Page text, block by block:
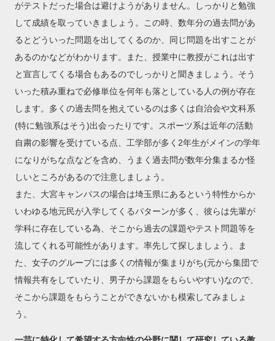
がテストだった場合は避けようがありません。しっかりと勉強
して成績を取っていきましょう。この時、数年分の過去問があ
るとどういった問題を出してくるのか、同じ問題を出すことが
あるのかなどがわかります。また、授業中に教授がこれは出す
と宣言してくる場合もあるのでしっかりと聞きましょう。そう
いった積み重ねで必修単位を何年も落としている人の例が存在
します。多くの過去問を抱えているのは多くは自治会や文科系
(特に勉強系はそう)出会ったりです。スポーツ系は近年の活動
自粛の影響を受けている点、工学部が多く2年生がメインの学年
になりがちな点などを含め、うまく過去問が数年分集まるか怪
しいところがあるので注意しましょう。
また、大宮キャンパスの場合は埼玉県にあるという特性からか
いわゆる地元民が入学してくるパターンが多く、彼らは先輩が
学科に存在している為、そこから過去の課題やテスト問題等を
流してくれる可能性があります。率先して探しましょう。ま
た、女子のグループには多くの情報が集まりがち(元から集団で
情報共有をしていたり、男子から課題をもらいやすい)なので、
そこから課題をもらうことができないかも模索してみましょ
う。